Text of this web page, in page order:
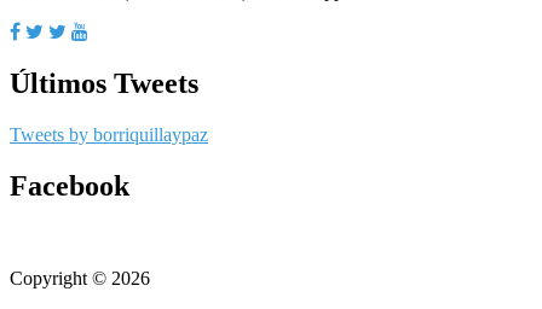
Últimos Tweets
Tweets by borriquillaypaz
Facebook
Copyright © 2026